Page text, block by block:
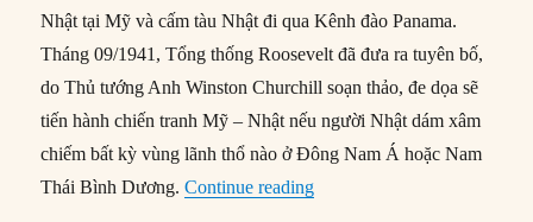
Nhật tại Mỹ và cấm tàu Nhật đi qua Kênh đào Panama.
Tháng 09/1941, Tổng thống Roosevelt đã đưa ra tuyên bố,
do Thủ tướng Anh Winston Churchill soạn thảo, đe dọa sẽ
tiến hành chiến tranh Mỹ – Nhật nếu người Nhật dám xâm
chiếm bất kỳ vùng lãnh thổ nào ở Đông Nam Á hoặc Nam
Thái Bình Dương.Continue reading“24/09/1941: Nhật Bản thu